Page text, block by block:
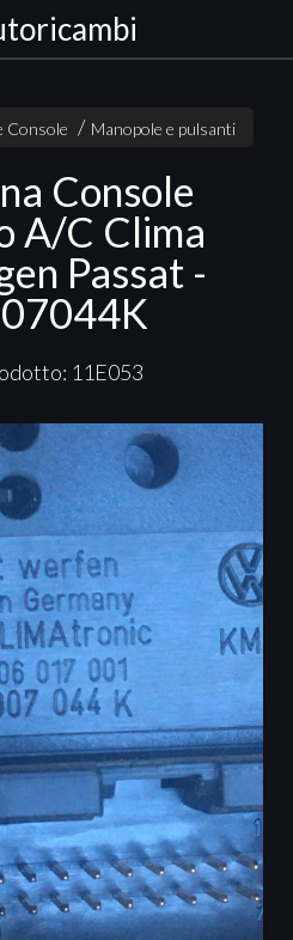
Console Manopole e pulsanti
Console
A/C Clima
Passat -
11E053